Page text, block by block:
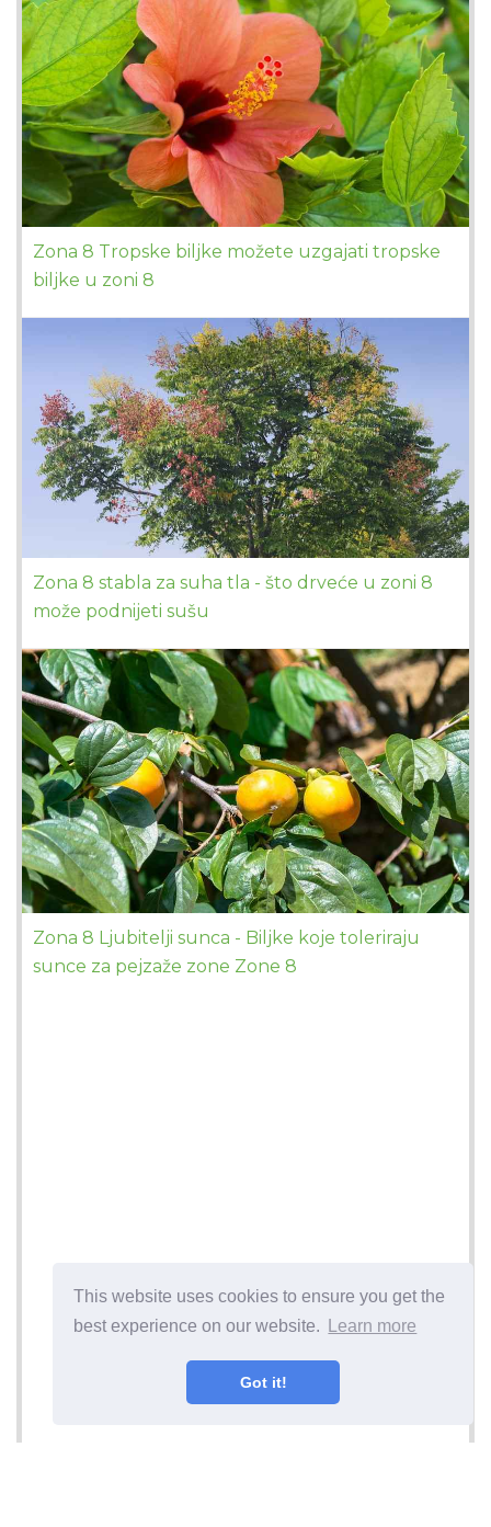
This website uses cookies to ensure you get the
best experience on our website.
Learn more
Got it!
Zona 8 Tropske biljke možete uzgajati tropske
biljke u zoni 8
Zona 8 stabla za suha tla - što drveće u zoni 8
može podnijeti sušu
Zona 8 Ljubitelji sunca - Biljke koje toleriraju
sunce za pejzaže zone Zone 8